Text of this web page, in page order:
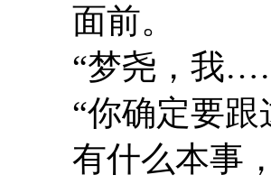
面前。
“梦尧，我
“你确定要
有什么本事